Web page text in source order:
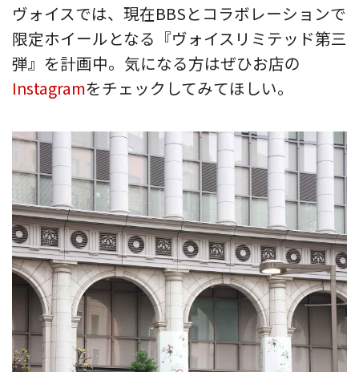
ヴォイスでは、現在BBSとコラボレーションで
限定ホイールとなる『ヴォイスリミテッド第三
弾』を計画中。気になる方はぜひお店の
Instagramをチェックしてみてほしい。